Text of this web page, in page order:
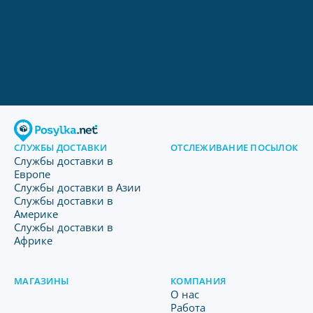
СЛУЖБЫ ДОСТАВКИ
Службы доставки в
Европе
Службы доставки в Азии
Службы доставки в
Америке
Службы доставки в
Африке
ОТСЛЕЖИВАНИЕ ПОСЫЛОК
МАГАЗИНЫ КОМПАНИЯ
O нас
Работа